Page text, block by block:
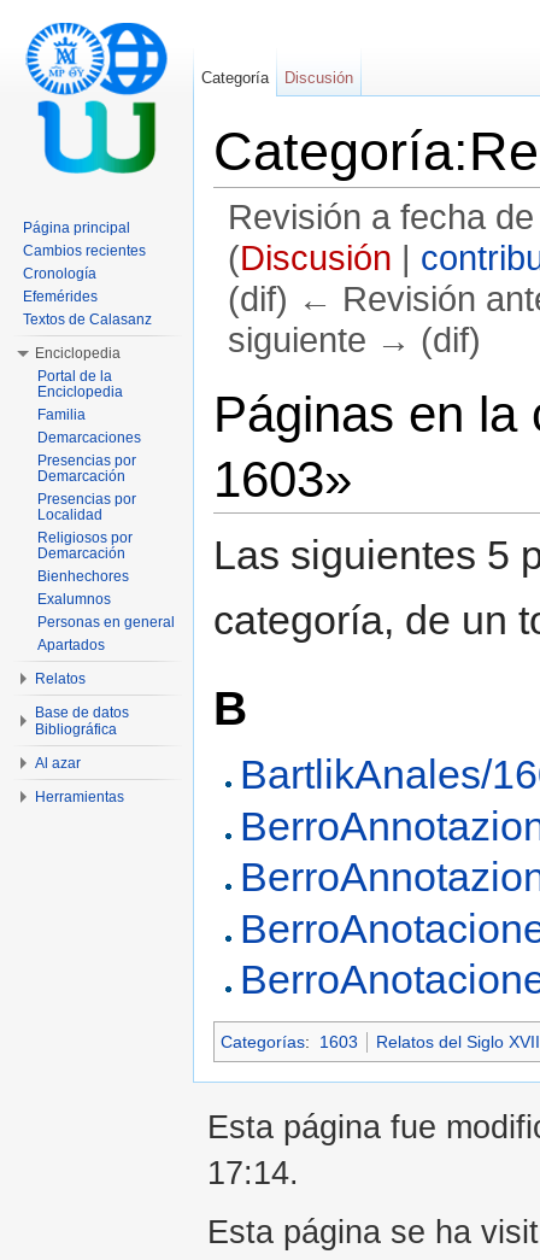
Revisión a fecha
(Discusión |
(dif) ← Revisión
siguiente → (dif)
Páginas en la
1603»
Las siguientes 5
categoría, de un
B
BartlikAnales/
Categorías: 1603 Relatos del Siglo XVII
Categoría Discusión
Página principal
Cambios recientes
Cronología
Efemérides
Textos de Calasanz
Enciclopedia
Portal de la
Enciclopedia
Familia
Demarcaciones
Presencias por
Demarcación
Presencias por
Localidad
Religiosos por
Demarcación
Bienhechores
Exalumnos
Personas en general
Apartados
Relatos
Base de datos
Bibliográfica
Al azar
Herramientas
Esta página fue
17:14.
Esta página se ha